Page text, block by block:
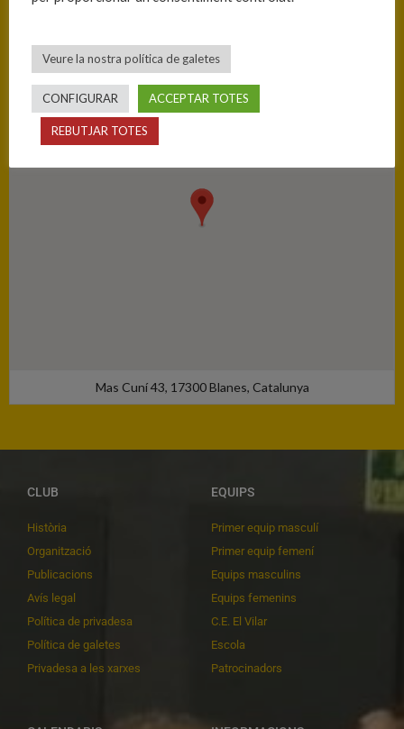
Blanes - Ciutat Esportiva Blanes
Mas Cuní 43, 17300 Blanes, Catalunya
CLUB
Història
Organització
Publicacions
Avís legal
Política de privadesa
Política de galetes
Privadesa a les xarxes
EQUIPS
Primer equip masculí
Primer equip femení
Equips masculins
Equips femenins
C.E. El Vilar
Escola
Patrocinadors
Veure la nostra política de galetes
CONFIGURAR ACCEPTAR TOTES
REBUTJAR TOTES